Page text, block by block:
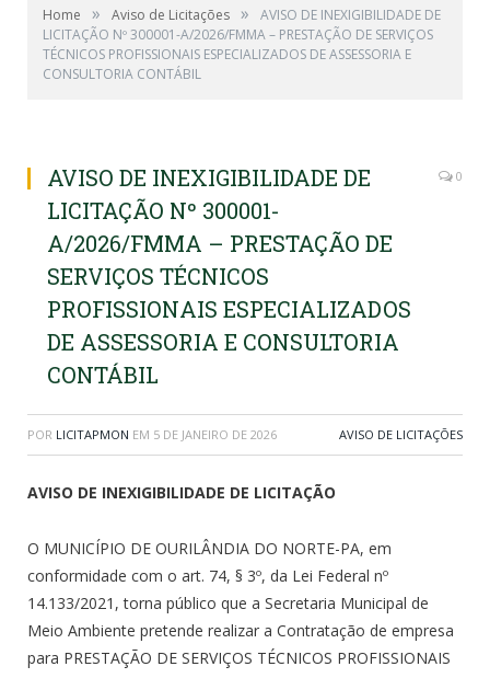
Home » Aviso de Licitações »
AVISO DE INEXIGIBILIDADE DE
LICITAÇÃO Nº 300001-A/2026/FMMA – PRESTAÇÃO DE SERVIÇOS
TÉCNICOS PROFISSIONAIS ESPECIALIZADOS DE ASSESSORIA E
CONSULTORIA CONTÁBIL
AVISO DE INEXIGIBILIDADE DE
LICITAÇÃO Nº 300001-
A/2026/FMMA – PRESTAÇÃO DE
SERVIÇOS TÉCNICOS
PROFISSIONAIS ESPECIALIZADOS
DE ASSESSORIA E CONSULTORIA
CONTÁBIL
0
POR LICITAPMON EM 5 DE JANEIRO DE 2026 AVISO DE LICITAÇÕES
AVISO DE INEXIGIBILIDADE DE LICITAÇÃO
O MUNICÍPIO DE OURILÂNDIA DO NORTE-PA, em
conformidade com o art. 74, § 3º, da Lei Federal nº
14.133/2021, torna público que a Secretaria Municipal de
Meio Ambiente pretende realizar a Contratação de empresa
para PRESTAÇÃO DE SERVIÇOS TÉCNICOS PROFISSIONAIS